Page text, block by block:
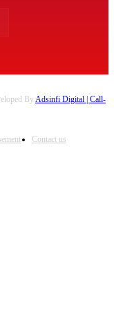
ByAdsinfi Digital | Call-
Contact us